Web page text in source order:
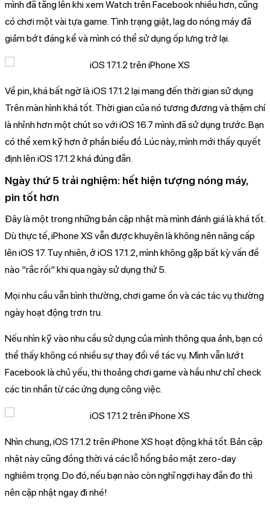
mình đã tăng lên khi xem Watch trên Facebook nhiều hơn, cũng
có chơi một vài tựa game. Tình trạng giật, lag do nóng máy đã
giảm bớt đáng kể và mình có thể sử dụng ốp lưng trở lại.
Về pin, khá bất ngờ là iOS 17.1.2 lại mang đến thời gian sử dụng
Trên màn hình khá tốt. Thời gian của nó tương đương và thậm chí
là nhỉnh hơn một chút so với iOS 16.7 mình đã sử dụng trước. Bạn
có thể xem kỹ hơn ở phần biểu đồ. Lúc này, mình mới thấy quyết
định lên iOS 17.1.2 khá đúng đắn.
Ngày thứ 5 trải nghiệm: hết hiện tượng nóng máy,
pin tốt hơn
Đây là một trong những bản cập nhật mà mình đánh giá là khá tốt.
Dù thực tế, iPhone XS vẫn được khuyên là không nên nâng cấp
lên iOS 17. Tuy nhiên, ở iOS 17.1.2, mình không gặp bất kỳ vấn đề
nào “rắc rối” khi qua ngày sử dụng thứ 5.
Mọi nhu cầu vẫn bình thường, chơi game ổn và các tác vụ thường
ngày hoạt động trơn tru.
Nếu nhìn kỹ vào nhu cầu sử dụng của mình thông qua ảnh, bạn có
thể thấy không có nhiều sự thay đổi về tác vụ. Mình vẫn lướt
Facebook là chủ yếu, thi thoảng chơi game và hầu như chỉ check
các tin nhắn từ các ứng dụng công việc.
Nhìn chung, iOS 17.1.2 trên iPhone XS hoạt động khá tốt. Bản cập
nhật này cũng đồng thời vá các lỗ hổng bảo mật zero-day
nghiêm trọng. Do đó, nếu bạn nào còn nghĩ ngợi hay đắn đo thì
nên cập nhật ngay đi nhé!